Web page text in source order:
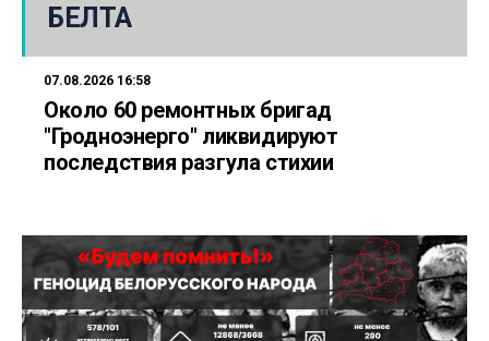
БЕЛТА
07.08.2026 16:58
Около 60 ремонтных бригад
"Гродноэнерго" ликвидируют
последствия разгула стихии